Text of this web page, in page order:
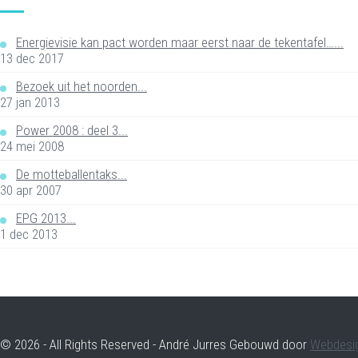
Energievisie kan pact worden maar eerst naar de tekentafel…...
13 dec 2017
Bezoek uit het noorden...
27 jan 2013
Power 2008 : deel 3...
24 mei 2008
De motteballentaks...
30 apr 2007
EPG 2013...
1 dec 2013
© 2026 - All Rights Reserved - André Jurres Gebouwd door